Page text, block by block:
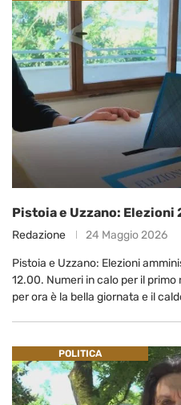
Pistoia e Uzzano: Elezioni
Redazione 24 Maggio 2026
Pistoia e Uzzano: Elezioni
12.00. Numeri in calo per il
per ora è la bella giornata e il
POLITICA